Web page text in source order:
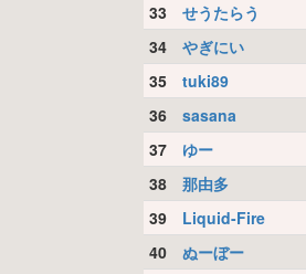
33 せうたらう
34 やぎにい
35 tuki89
36 sasana
37 ゆー
38 那由多
39 Liquid-Fire
40 ぬーぼー